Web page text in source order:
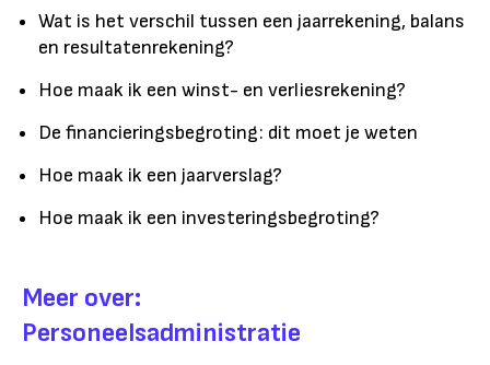
Wat is het verschil tussen een jaarrekening, balans
en resultatenrekening?
Hoe maak ik een winst- en verliesrekening?
De financieringsbegroting: dit moet je weten
Hoe maak ik een jaarverslag?
Hoe maak ik een investeringsbegroting?
Meer over:
Personeelsadministratie